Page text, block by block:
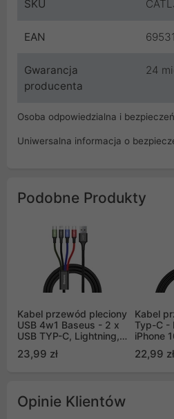
SKU
EAN
Gwarancja
producenta
24
Osoba odpowiedzialna i
Uniwersalna informacja o
Podobne Produkty
Kabel przewód pleciony
USB 4w1 Baseus - 2 x
USB TYP-C, Lightning,
- czarny (CA1T4-B01)
23,99 zł
Kabel
Typ-C -
iPhone
czarny
22,99 zł
Opinie Klientów